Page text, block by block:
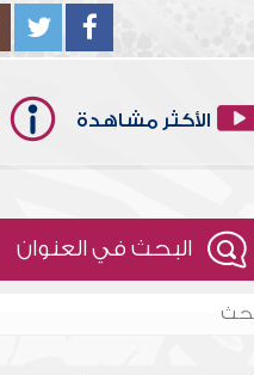
الأكثر مشاهدة
البحث في العنوان